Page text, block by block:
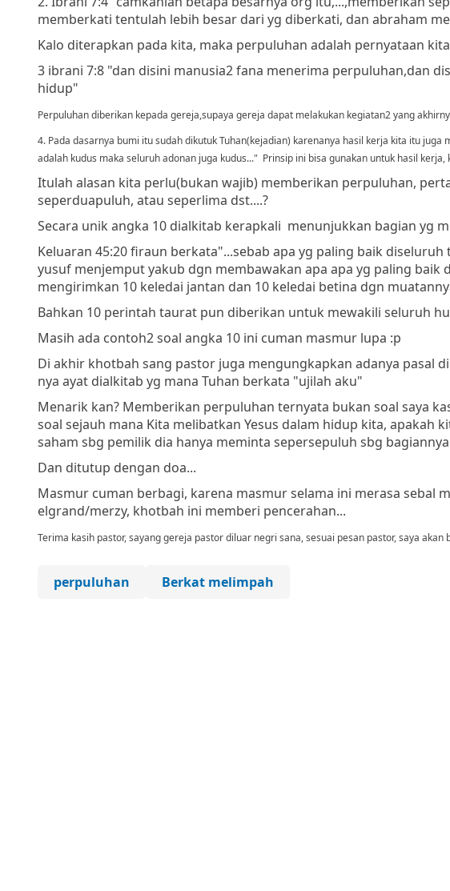
memberkati tentulah lebih besar dari yg diberkati, dan abraham
Kalo diterapkan pada kita, maka perpuluhan adalah pernyataan
3 ibrani 7:8 "dan disini manusia2 fana menerima perpuluhan,dan
hidup"
Perpuluhan diberikan kepada gereja,supaya gereja dapat melakukan kegiatan2 yang
4. Pada dasarnya bumi itu sudah dikutuk Tuhan(kejadian) karenanya hasil kerja kita itu
adalah kudus maka seluruh adonan juga kudus..." Prinsip ini bisa gunakan untuk hasil
Itulah alasan kita perlu(bukan wajib) memberikan perpuluhan,
seperduapuluh, atau seperlima dst....?
Secara unik angka 10 dialkitab kerapkali menunjukkan bagian yg
Keluaran 45:20 firaun berkata"...sebab apa yg paling baik
yusuf menjemput yakub dgn membawakan apa apa yg paling baik
mengirimkan 10 keledai jantan dan 10 keledai betina dgn
Bahkan 10 perintah taurat pun diberikan untuk mewakili seluruh
Masih ada contoh2 soal angka 10 ini cuman masmur lupa :p
Di akhir khotbah sang pastor juga mengungkapkan adanya pasal
nya ayat dialkitab yg mana Tuhan berkata "ujilah aku"
Menarik kan? Memberikan perpuluhan ternyata bukan soal saya
soal sejauh mana Kita melibatkan Yesus dalam hidup kita, apakah
saham sbg pemilik dia hanya meminta sepersepuluh sbg
Dan ditutup dengan doa...
Masmur cuman berbagi, karena masmur selama ini merasa sebal
elgrand/merzy, khotbah ini memberi pencerahan...
Terima kasih pastor, sayang gereja pastor diluar negri sana, sesuai pesan pastor, saya
perpuluhan Berkat melimpah